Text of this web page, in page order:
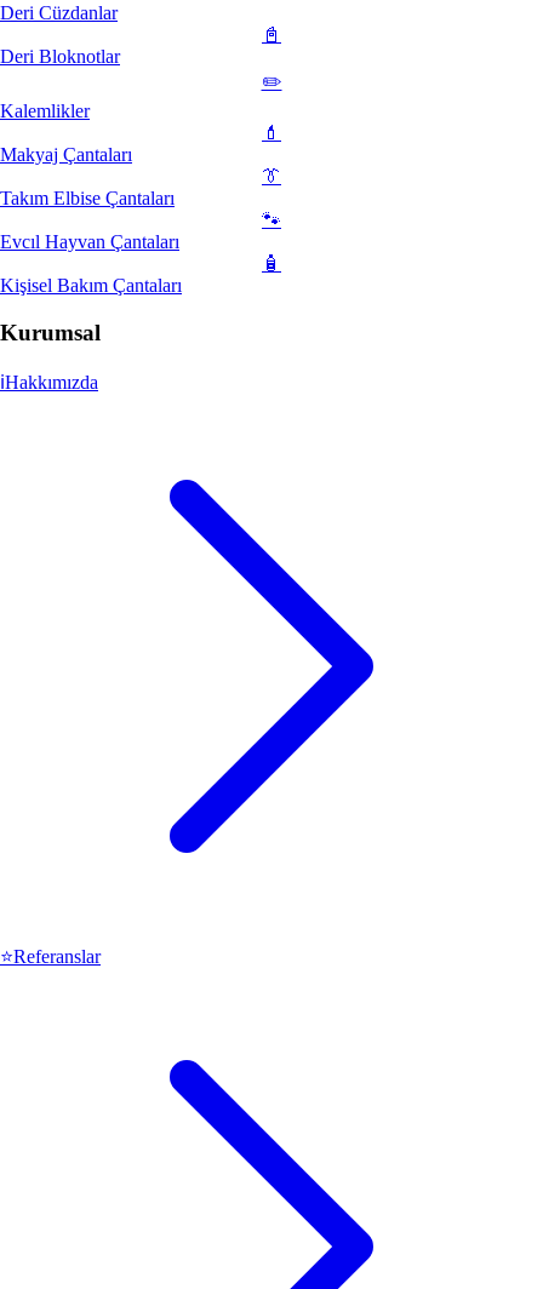
Deri Cüzdanlar
📓
Deri Bloknotlar
✏️
Kalemlikler
💄
Makyaj Çantaları
👔
Takım Elbise Çantaları
🐾
Evcıl Hayvan Çantaları
🧴
Kişisel Bakım Çantaları
Kurumsal
ℹ️Hakkımızda
⭐Referanslar